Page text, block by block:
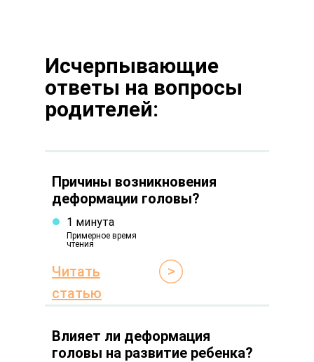
Исчерпывающие
ответы на вопросы
родителей:
Причины возникновения
деформации головы?
Влияет ли деформация
головы на развитие ребенка?
1 минута
Примерное время
чтения
Читать
статью